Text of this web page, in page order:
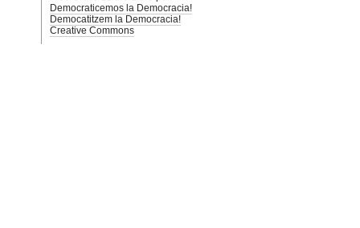
Democraticemos la Democracia!
Democatitzem la Democracia!
Creative Commons